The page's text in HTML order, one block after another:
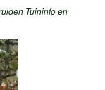
Tuininfo en